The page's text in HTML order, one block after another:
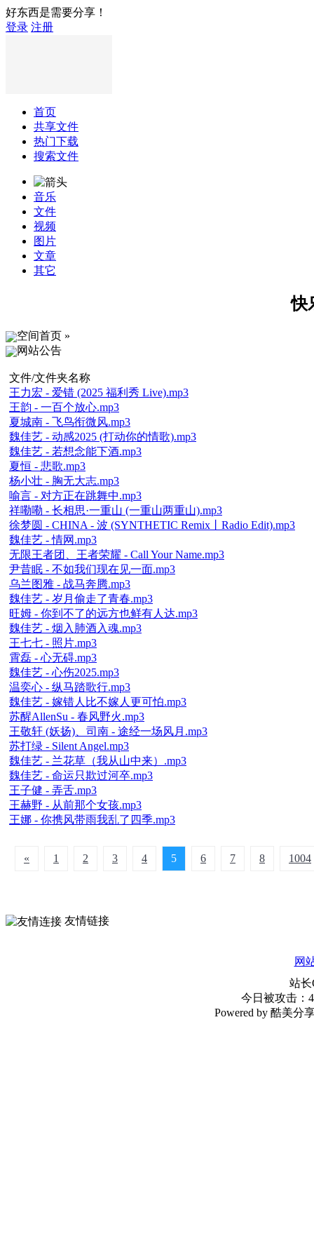
好东西是需要分享！
登录 注册
首页
共享文件
热门下载
搜索文件
音乐
文件
视频
图片
文章
其它
快
空间首页 »
网站公告
文件/文件夹名称
王力宏 - 爱错 (2025 福利秀 Live).mp3
王韵 - 一百个放心.mp3
夏城南 - 飞鸟衔微风.mp3
魏佳艺 - 动感2025 (打动你的情歌).mp3
魏佳艺 - 若想念能下酒.mp3
夏恒 - 悲歌.mp3
杨小壮 - 胸无大志.mp3
喻言 - 对方正在跳舞中.mp3
祥嘞嘞 - 长相思·一重山 (一重山两重山).mp3
徐梦圆 - CHINA - 波 (SYNTHETIC Remix丨Radio Edit).mp3
魏佳艺 - 情网.mp3
无限王者团、王者荣耀 - Call Your Name.mp3
尹昔眠 - 不如我们现在见一面.mp3
乌兰图雅 - 战马奔腾.mp3
魏佳艺 - 岁月偷走了青春.mp3
旺姆 - 你到不了的远方也鲜有人达.mp3
魏佳艺 - 烟入肺酒入魂.mp3
王七七 - 照片.mp3
霄磊 - 心无碍.mp3
魏佳艺 - 心伤2025.mp3
温奕心 - 纵马踏歌行.mp3
魏佳艺 - 嫁错人比不嫁人更可怕.mp3
苏醒AllenSu - 春风野火.mp3
王敬轩 (妖扬)、司南 - 途经一场风月.mp3
苏打绿 - Silent Angel.mp3
魏佳艺 - 兰花草（我从山中来）.mp3
魏佳艺 - 命运只欺过河卒.mp3
王子健 - 弄舌.mp3
王赫野 - 从前那个女孩.mp3
王娜 - 你携风带雨我乱了四季.mp3
« 1 2 3 4 5 6 7 8 1004
友情链接
网
站
今日被攻击：
Powered by 酷美分